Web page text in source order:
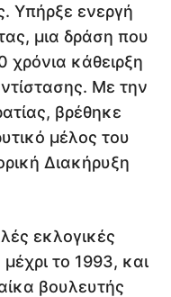
Υπήρξε ενεργή
μια δράση που
χρόνια κάθειρξη
Με την
βρέθηκε
μέλος του
Διακήρυξη
εκλογικές
το 1993, και
βουλευτής